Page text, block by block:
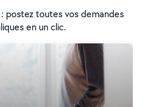
postez toutes vos demandes
en un clic.